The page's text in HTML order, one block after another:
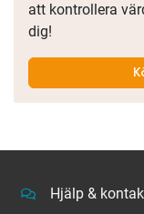
att kontrollera
dig!
Hjälp &